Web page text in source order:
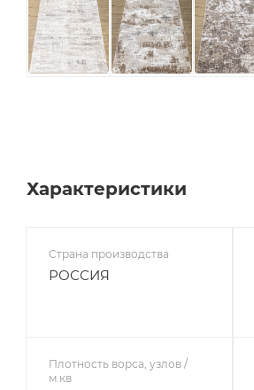
Характеристики
Страна производства
РОССИЯ
Плотность ворса, узлов /
м.кв